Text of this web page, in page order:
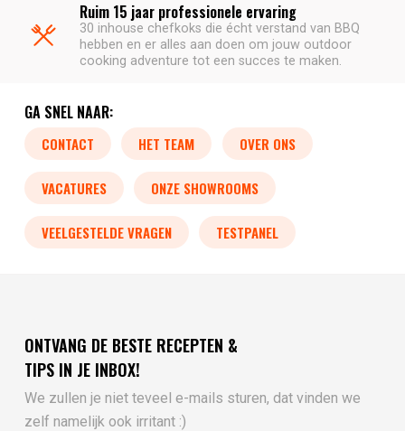
Ruim 15 jaar professionele ervaring
30 inhouse chefkoks die écht verstand van BBQ
hebben en er alles aan doen om jouw outdoor
cooking adventure tot een succes te maken.
GA SNEL NAAR:
CONTACT HET TEAM OVER ONS
VACATURES ONZE SHOWROOMS
VEELGESTELDE VRAGEN TESTPANEL
ONTVANG DE BESTE RECEPTEN &
TIPS IN JE INBOX!
We zullen je niet teveel e-mails sturen, dat vinden we
zelf namelijk ook irritant :)